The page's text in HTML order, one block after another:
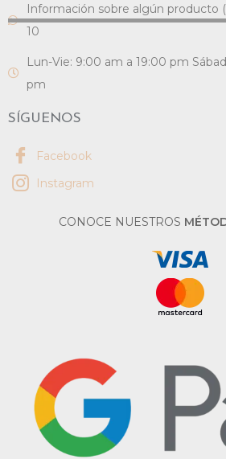
Información sobre algún producto
10
Lun-Vie: 9:00 am a 19:00 pm
pm
SÍGUENOS
Facebook
Instagram
CONOCE NUESTROS